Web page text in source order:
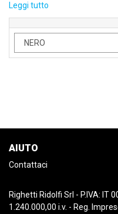
Leggi tutto
AIUTO
Contattaci
Righetti Ridolfi Srl - P.IVA: IT
1.240.000,00 i.v. - Reg.